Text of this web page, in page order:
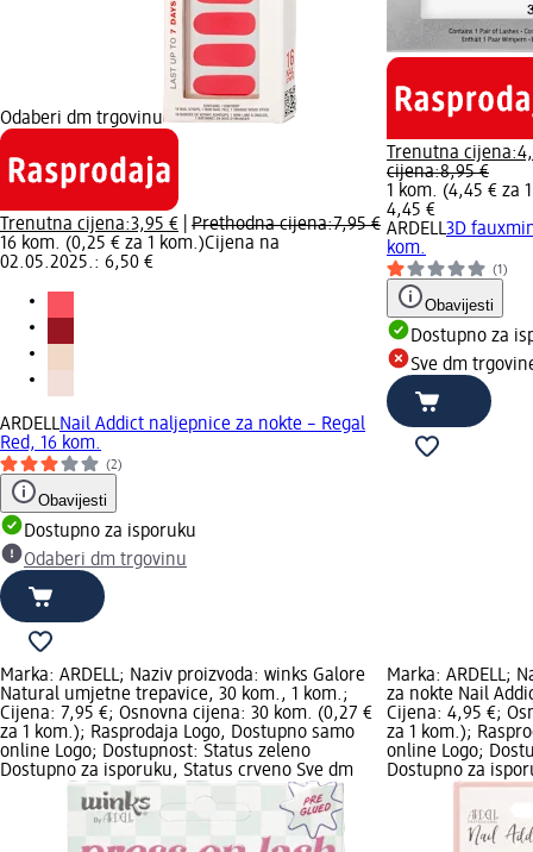
Odaberi dm trgovinu
Trenutna cijena:3,95 € Prethodna cijena:7,95 €
16 kom. (0,25 € za 1 kom.)Cijena na
02.05.2025.: 6,50 €
ARDELLNail Addict naljepnice za nokte – Regal
Red, 16 kom.
(2)
Obavijesti
Dostupno za isporuku
Odaberi dm trgovinu
Trenutna cijena:
cijena:8,95 €
1 kom. (4,45 € za
4,45 €
ARDELL3D
kom.
(1)
Obavijesti
Dostupno za
Sve dm
Marka: ARDELL; Naziv proizvoda: winks Galore
Natural umjetne trepavice, 30 kom., 1 kom.;
Cijena: 7,95 €; Osnovna cijena: 30 kom. (0,27 €
za 1 kom.); Rasprodaja Logo, Dostupno samo
online Logo; Dostupnost: Status zeleno
Dostupno za isporuku, Status crveno Sve dm
Marka: ARDELL;
za nokte Nail
Cijena: 4,95 €;
za 1 kom.);
online Logo;
Dostupno za